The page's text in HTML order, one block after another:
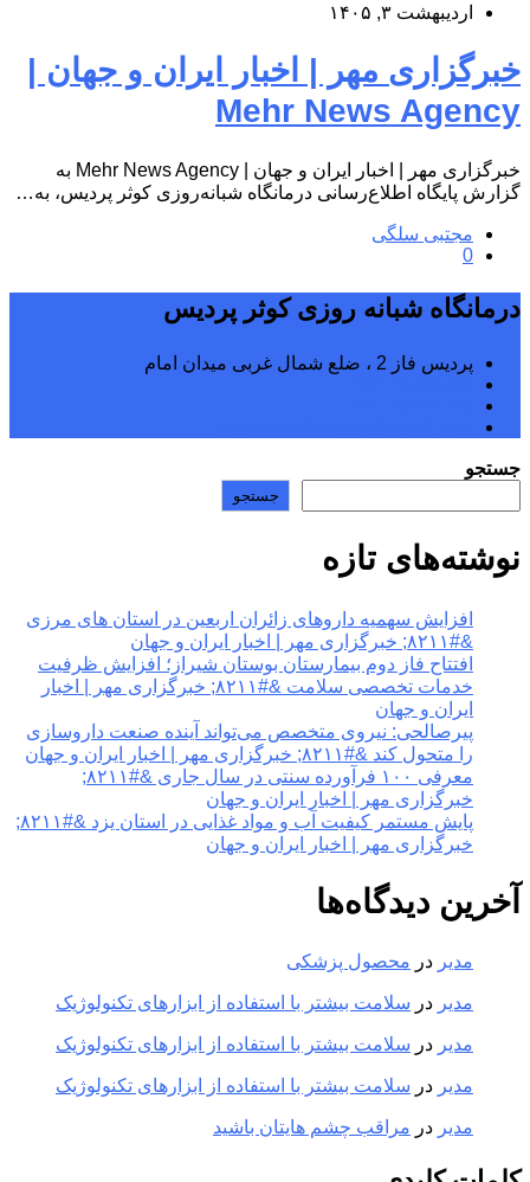
اردیبهشت ۳, ۱۴۰۵
خبرگزاری مهر | اخبار ایران و جهان |
Mehr News Agency
خبرگزاری مهر | اخبار ایران و جهان | Mehr News Agency به
گزارش پایگاه اطلاع‌رسانی درمانگاه شبانه‌روزی کوثر پردیس، به…
مجتبی سلگی
0
درمانگاه شبانه روزی کوثر پردیس
پردیس فاز 2 ، ضلع شمال غربی میدان امام
جستجو
جستجو
نوشته‌های تازه
افزایش سهمیه داروهای زائران اربعین در استان های مرزی
&#۸۲۱۱; خبرگزاری مهر | اخبار ایران و جهان
افتتاح فاز دوم بیمارستان بوستان شیراز؛ افزایش ظرفیت
خدمات تخصصی سلامت &#۸۲۱۱; خبرگزاری مهر | اخبار
ایران و جهان
پیرصالحی: نیروی متخصص می‌تواند آینده صنعت داروسازی
را متحول کند &#۸۲۱۱; خبرگزاری مهر | اخبار ایران و جهان
معرفی ۱۰۰ فرآورده سنتی در سال جاری &#۸۲۱۱;
خبرگزاری مهر | اخبار ایران و جهان
پایش مستمر کیفیت آب و مواد غذایی در استان یزد &#۸۲۱۱;
خبرگزاری مهر | اخبار ایران و جهان
آخرین دیدگاه‌ها
مدیر در محصول پزشکی
مدیر در سلامت بیشتر با استفاده از ابزارهای تکنولوژیک
مدیر در سلامت بیشتر با استفاده از ابزارهای تکنولوژیک
مدیر در سلامت بیشتر با استفاده از ابزارهای تکنولوژیک
مدیر در مراقب چشم هایتان باشید